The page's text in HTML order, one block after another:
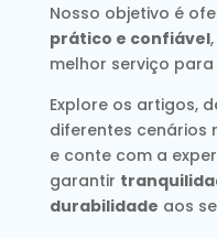
Nosso objetivo é
prático e confiável
melhor serviço
Explore os artigos,
diferentes cenários
e conte com a
garantir
durabilidade aos